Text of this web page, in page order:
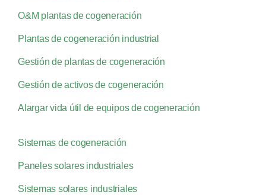
O&M plantas de cogeneración
Plantas de cogeneración industrial
Gestión de plantas de cogeneración
Gestión de activos de cogeneración
Alargar vida útil de equipos de cogeneración
Sistemas de cogeneración
Paneles solares industriales
Sistemas solares industriales